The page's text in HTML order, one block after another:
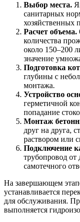
Выбор места.
санитарных
хозяйственных
Расчет объема.
количества
около 150–200
значение
Подготовка
глубины с
монтажа.
Устройство
герметичной
попадание
Монтаж
друг на друга,
раствором или
Подключение
трубопровод от
самотечного
На завершающем
устанавливается
для обслуживания.
выполняется